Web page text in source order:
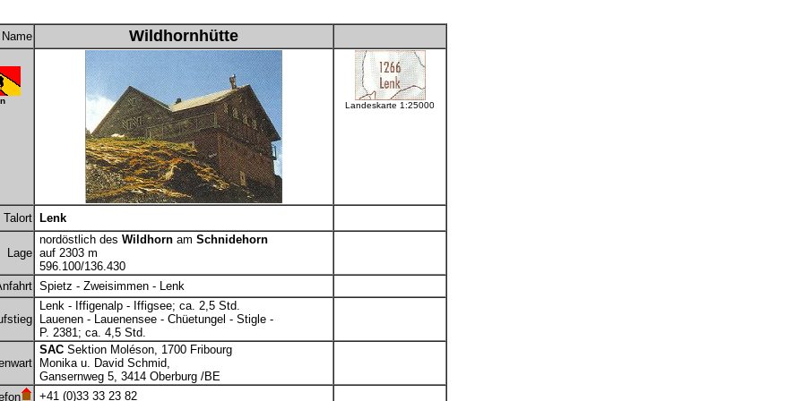
Name Wildhornhütte
Landeskarte 1:25000
Talort Lenk
Lage
nordöstlich des Wildhorn am Schnidehorn
auf 2303 m
596.100/136.430
Spietz - Zweisimmen - Lenk
Lenk - Iffigenalp - Iffigsee; ca. 2,5 Std.
Lauenen - Lauenensee - Chüetungel - Stigle -
P. 2381; ca. 4,5 Std.
SAC Sektion Moléson, 1700 Fribourg
Monika u. David Schmid,
Gansernweg 5, 3414 Oberburg /BE
+41 (0)33 33 23 82